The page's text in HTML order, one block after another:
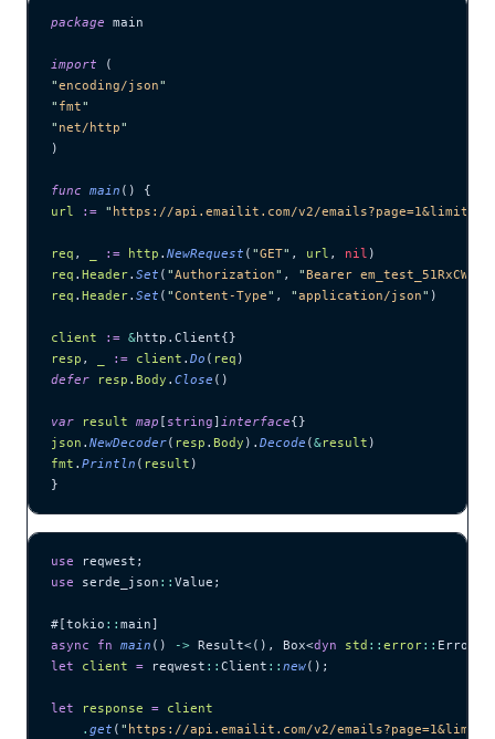
package main
import (
"encoding/json"
" fmt"
" net/http"
)
func main () {
url := " https://api.emailit.com/v2/emails?page=1&limit=10
req , := http . NewRequest ( "GET" , url , nil )
req . Header. Set ( "Authorization" , "Bearer
req . Header. Set ( "Content-Type" , "application/json" )
client := &http.Client{}
resp , := client . Do ( req )
defer resp . Body . Close ()
var result map [ string] interface{}
json . NewDecoder( resp . Body ). Decode (&result )
fmt . Println ( result )
}
use reqwest;
use serde_json :: Value;
#[tokio :: main]
async fn main () -> Result<(), Box<dyn std :: error::
let client = reqwest :: Client :: new();
let response = client
    .
get ( " https://api.emailit.com/v2/